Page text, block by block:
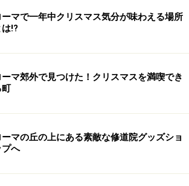
ーマで一年中クリスマス気分が味わえる場所
は!?
ーマ郊外で見つけた！クリスマスを満喫でき
町
ーマの丘の上にある素敵な修道院グッズショ
プへ